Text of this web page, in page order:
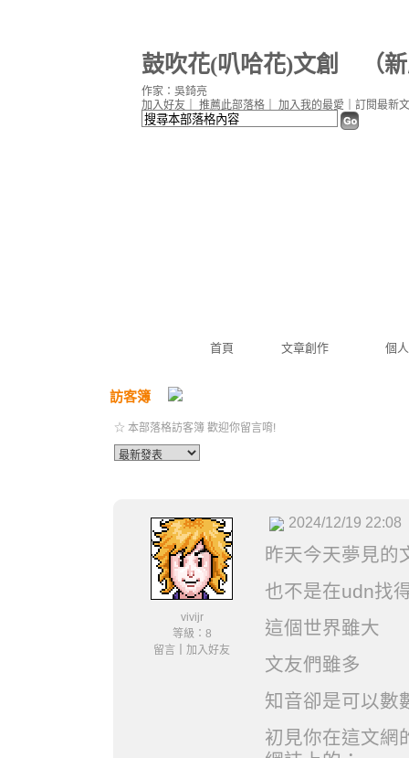
鼓吹花(叭哈花)文創 （
首頁 文章創作 個
加入好友 推薦此部落格 加入我的最愛 訂閱最新
作家：吳錡亮
訪客簿
☆ 本部落格訪客簿 歡迎你留言唷!
vivijr
等級：8
留言
加入好友
2024/12/19 22:08
昨天今天夢見的
也不是在udn找
這個世界雖大
文友們雖多
知音卻是可以數
初見你在這文網